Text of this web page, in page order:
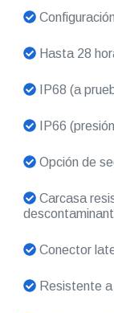
Hasta 28
IP68 (a
IP66
Opción de
Carcasa
Conector
Resistente a